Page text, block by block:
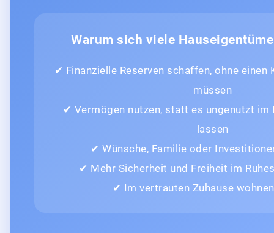
Warum sich viele
✔ Finanzielle Reserven schaffen, ohne einen
müssen
✔ Vermögen nutzen, statt es ungenutzt im
lassen
✔ Wünsche, Familie oder
✔ Mehr Sicherheit und Freiheit im
✔ Im vertrauten Zuhause